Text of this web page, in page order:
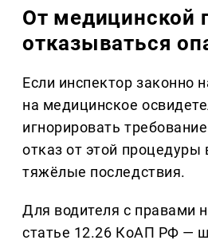
От медицинской
отказываться
Если инспектор законно
на медицинское
игнорировать
отказ от этой процедуры
тяжёлые последствия.
Для водителя с правами
статье 12.26 КоАП РФ —